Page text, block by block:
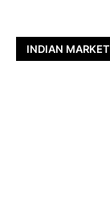
INDIAN MARKET